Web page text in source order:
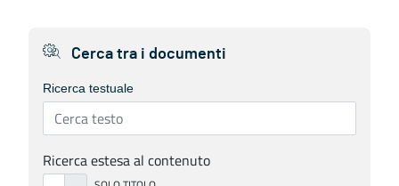
Cerca tra i documenti
Ricerca testuale
Ricerca estesa al contenuto